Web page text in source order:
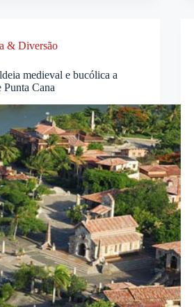
& Diversão
medieval e bucólica a
Punta Cana